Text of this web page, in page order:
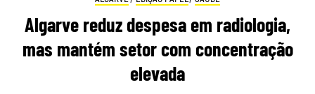
Algarve reduz despesa em radiologia,
mas mantém setor com concentração
elevada